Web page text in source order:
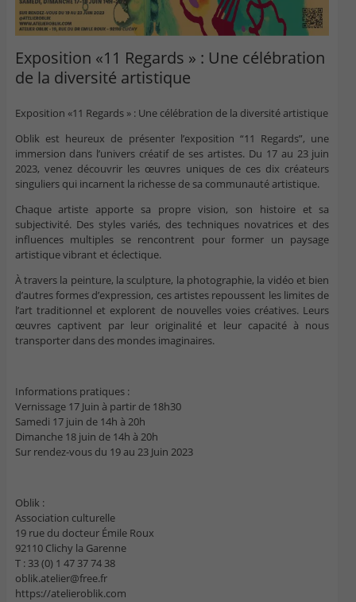
Exposition «11 Regards » : Une célébration
de la diversité artistique
Exposition «11 Regards » : Une célébration de la diversité artistique
Oblik est heureux de présenter l’exposition “11 Regards”, une
immersion dans l’univers créatif de ses artistes. Du 17 au 23 juin
2023, venez découvrir les œuvres uniques de ces dix créateurs
singuliers qui incarnent la richesse de sa communauté artistique.
Chaque artiste apporte sa propre vision, son histoire et sa
subjectivité. Des styles variés, des techniques novatrices et des
influences multiples se rencontrent pour former un paysage
artistique vibrant et éclectique.
À travers la peinture, la sculpture, la photographie, la vidéo et bien
d’autres formes d’expression, ces artistes repoussent les limites de
l’art traditionnel et explorent de nouvelles voies créatives. Leurs
œuvres captivent par leur originalité et leur capacité à nous
transporter dans des mondes imaginaires.
Informations pratiques :
Vernissage 17 Juin à partir de 18h30
Samedi 17 juin de 14h à 20h
Dimanche 18 juin de 14h à 20h
Sur rendez-vous du 19 au 23 Juin 2023
Oblik :
Association culturelle
19 rue du docteur Émile Roux
92110 Clichy la Garenne
T : 33 (0) 1 47 37 74 38
oblik.atelier@free.fr
https://atelieroblik.com